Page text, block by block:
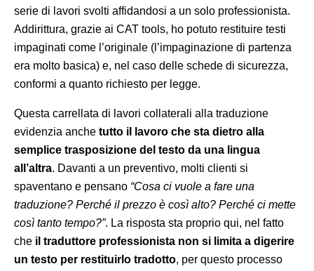
serie di lavori svolti affidandosi a un solo professionista.
Addirittura, grazie ai CAT tools, ho potuto restituire testi
impaginati come l’originale (l’impaginazione di partenza
era molto basica) e, nel caso delle schede di sicurezza,
conformi a quanto richiesto per legge.
Questa carrellata di lavori collaterali alla traduzione
evidenzia anche tutto il lavoro che sta dietro alla
semplice trasposizione del testo da una lingua
all’altra. Davanti a un preventivo, molti clienti si
spaventano e pensano “Cosa ci vuole a fare una
traduzione? Perché il prezzo è così alto? Perché ci mette
così tanto tempo?”. La risposta sta proprio qui, nel fatto
che il traduttore professionista non si limita a digerire
un testo per restituirlo tradotto, per questo processo